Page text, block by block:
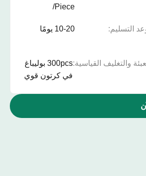
/Piece
التسليم: 10-20 يومًا
والتغليف القياسية:
300pcs بوليباغ
في كرتون قوي